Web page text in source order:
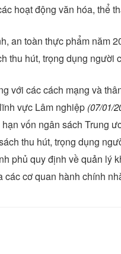
hoạt động văn hóa, thể
an toàn thực phẩm năm
thu hút, trọng dụng người
với các cách mạng và
vực Lâm nghiệp (07/01/
vốn ngân sách Trung
thu hút, trọng dụng
phủ quy định về quản lý
cơ quan hành chính